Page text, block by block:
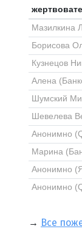
Мазилкина
Борисова
Кузнецов
Алена
Шумский
Шевелева
Анонимно
Марина
Анонимно
Анонимно
→ Все